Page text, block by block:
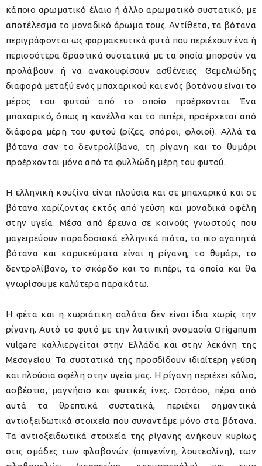
κάποιο αρωματικό έλαιο ή άλλο αρωματικό συστατικό, με
αποτέλεσμα το μοναδικό άρωμα τους. Αντίθετα, τα βότανα
περιγράφονται ως φαρμακευτικά φυτά που περιέχουν ένα ή
περισσότερα δραστικά συστατικά με τα οποία μπορούν να
προλάβουν ή να ανακουφίσουν ασθένειες. Θεμελιώδης
διαφορά μεταξύ ενός μπαχαρικού και ενός βοτάνου είναι το
μέρος του φυτού από το οποίο προέρχονται. Ένα
μπαχαρικό, όπως η κανέλλα και το πιπέρι, προέρχεται από
διάφορα μέρη του φυτού (ρίζες, σπόροι, φλοιοί). Αλλά τα
βότανα σαν το δεντρολίβανο, τη ρίγανη και το θυμάρι
προέρχονται μόνο από τα φυλλώδη μέρη του φυτού.
Η ελληνική κουζίνα είναι πλούσια και σε μπαχαρικά και σε
βότανα χαρίζοντας εκτός από γεύση και μοναδικά οφέλη
στην υγεία. Μέσα από έρευνα σε κοινούς γνωστούς που
μαγειρεύουν παραδοσιακά ελληνικά πιάτα, τα πιο αγαπητά
βότανα και καρυκεύματα είναι η ρίγανη, το θυμάρι, το
δεντρολίβανο, το σκόρδο και το πιπέρι, τα οποία και θα
γνωρίσουμε καλύτερα παρακάτω.
Η φέτα και η χωριάτικη σαλάτα δεν είναι ίδια χωρίς την
ρίγανη. Αυτό το φυτό με την λατινική ονομασία Origanum
vulgare καλλιεργείται στην Ελλάδα και στην λεκάνη της
Μεσογείου. Τα συστατικά της προσδίδουν ιδιαίτερη γεύση
και πλούσια οφέλη στην υγεία μας. Η ρίγανη περιέχει κάλιο,
ασβέστιο, μαγνήσιο και φυτικές ίνες. Ωστόσο, πέρα από
αυτά τα θρεπτικά συστατικά, περιέχει σημαντικά
αντιοξειδωτικά στοιχεία που συναντάμε μόνο στα βότανα.
Τα αντιοξειδωτικά στοιχεία της ρίγανης ανήκουν κυρίως
στις ομάδες των φλαβονών (απιγενίνη, λουτεολίνη), των